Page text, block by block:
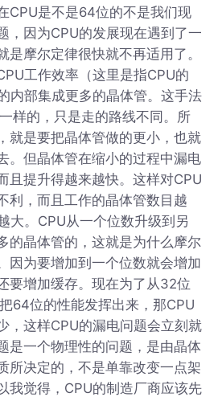
CPU是不是64位的不是我们现
，因为CPU的发展现在遇到了一
是摩尔定律很快就不再适用了。
工作效率（这里是指CPU的
内部集成更多的晶体管。这手法
样的，只是走的路线不同。所
就是要把晶体管做的更小，也就
。但晶体管在缩小的过程中漏电
且提升得越来越快。这样对CPU
利，而且工作的晶体管数目越
大。CPU从一个位数升级到另
的晶体管的，这就是为什么摩尔
因为要增加到一个位数就会增加
要增加缓存。现在为了从32位
64位的性能发挥出来，那CPU
，这样CPU的漏电问题会立刻就
是一个物理性的问题，是由晶体
所决定的，不是单靠改变一点架
我觉得，CPU的制造厂商应该先